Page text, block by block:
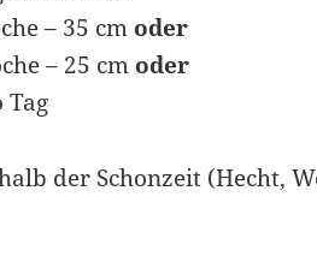
– 35 cm oder
– 25 cm oder
Tag
der Schonzeit (Hecht,